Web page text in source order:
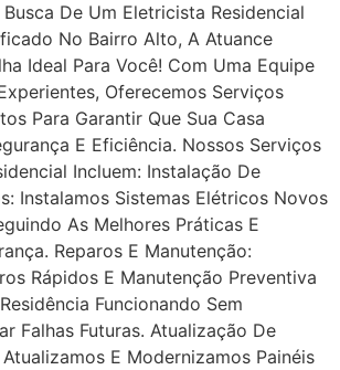
De Um Eletricista Residencial
No Bairro Alto, A Atuance
Ideal Para Você! Com Uma Equipe
Oferecemos Serviços
Para Garantir Que Sua Casa
E Eficiência. Nossos Serviços
Incluem: Instalação De
Instalamos Sistemas Elétricos Novos
As Melhores Práticas E
Reparos E Manutenção:
Rápidos E Manutenção Preventiva
Funcionando Sem
Falhas Futuras. Atualização De
E Modernizamos Painéis